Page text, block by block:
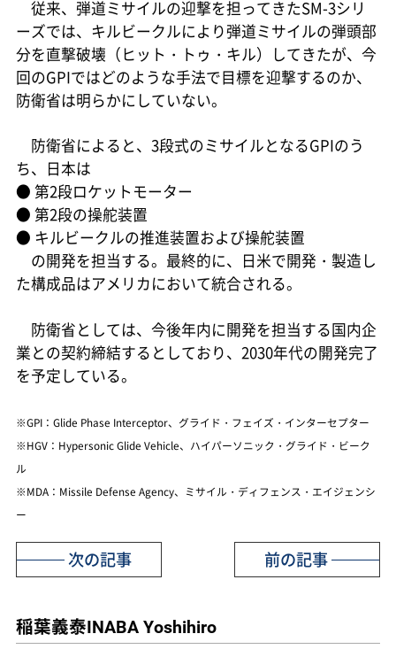
従来、弾道ミサイルの迎撃を担ってきたSM-3シリ
ーズでは、キルビークルにより弾道ミサイルの弾頭部
分を直撃破壊（ヒット・トゥ・キル）してきたが、今
回のGPIではどのような手法で目標を迎撃するのか、
防衛省は明らかにしていない。
防衛省によると、3段式のミサイルとなるGPIのう
ち、日本は
● 第2段ロケットモーター
● 第2段の操舵装置
● キルビークルの推進装置および操舵装置
の開発を担当する。最終的に、日米で開発・製造し
た構成品はアメリカにおいて統合される。
防衛省としては、今後年内に開発を担当する国内企
業との契約締結するとしており、2030年代の開発完了
を予定している。
※GPI：Glide Phase Interceptor、グライド・フェイズ・インターセプター
※HGV：Hypersonic Glide Vehicle、ハイパーソニック・グライド・ビーク
ル
※MDA：Missile Defense Agency、ミサイル・ディフェンス・エイジェンシ
ー
前の記事
次の記事
稲葉義泰INABA Yoshihiro